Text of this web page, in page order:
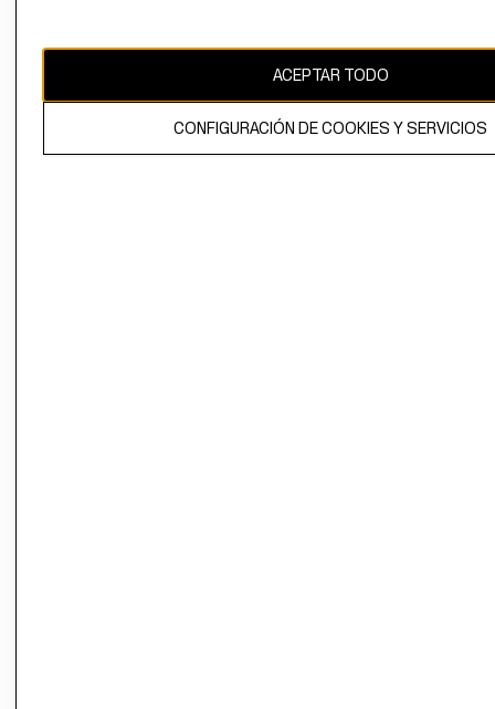
CAMBIAR REGIÓN
ACEPTAR TODO
CONFIGURACIÓN DE COOKIES Y SERVICIOS